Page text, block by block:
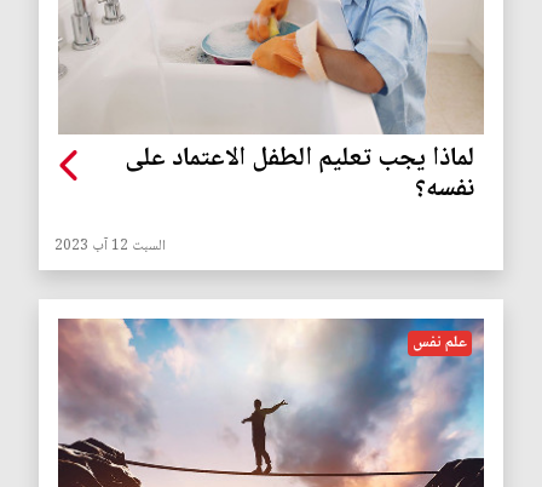
لماذا يجب تعليم الطفل الاعتماد على
نفسه؟
السبت 12 آب 2023
علم نفس